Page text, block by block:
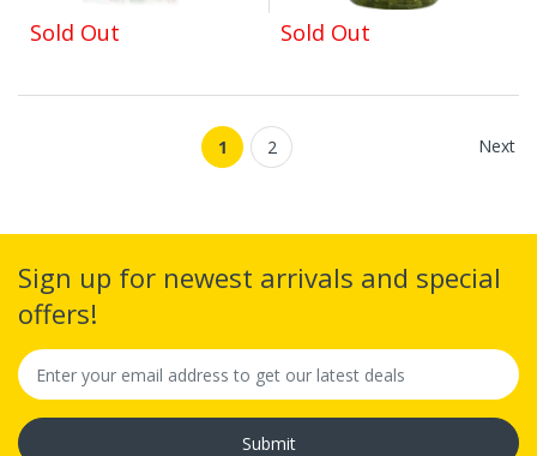
Sold Out Sold Out
1 2 Next
Sign up for newest arrivals and special
offers!
Submit